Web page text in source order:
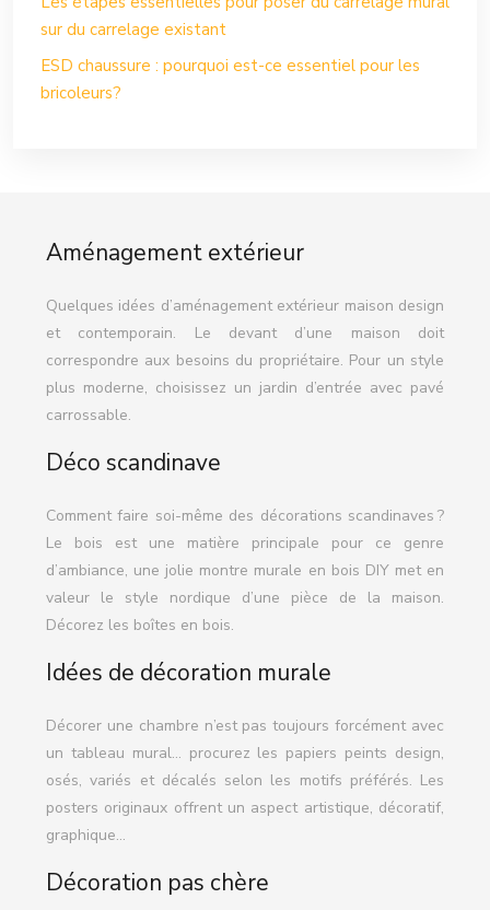
sur du carrelage existant
ESD chaussure : pourquoi est-ce essentiel pour les
bricoleurs?
Aménagement extérieur
Quelques idées d’aménagement extérieur maison design
et contemporain. Le devant d’une maison doit
correspondre aux besoins du propriétaire. Pour un style
plus moderne, choisissez un jardin d’entrée avec pavé
carrossable.
Déco scandinave
Comment faire soi-même des décorations scandinaves ?
Le bois est une matière principale pour ce genre
d’ambiance, une jolie montre murale en bois DIY met en
valeur le style nordique d’une pièce de la maison.
Décorez les boîtes en bois.
Idées de décoration murale
Décorer une chambre n’est pas toujours forcément avec
un tableau mural… procurez les papiers peints design,
osés, variés et décalés selon les motifs préférés. Les
posters originaux offrent un aspect artistique, décoratif,
graphique…
Décoration pas chère